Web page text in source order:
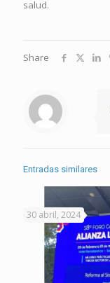
salud.
Share
Entradas similares
30 abril, 2024